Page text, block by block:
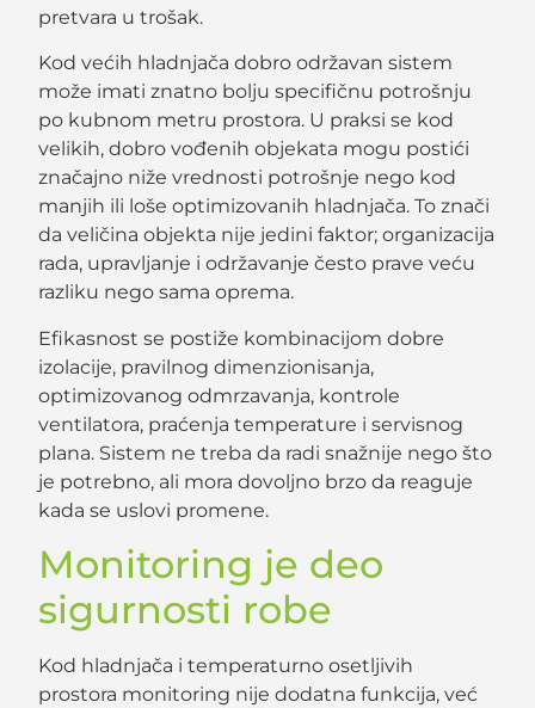
pretvara u trošak.
Kod većih hladnjača dobro održavan sistem
može imati znatno bolju specifičnu potrošnju
po kubnom metru prostora. U praksi se kod
velikih, dobro vođenih objekata mogu postići
značajno niže vrednosti potrošnje nego kod
manjih ili loše optimizovanih hladnjača. To znači
da veličina objekta nije jedini faktor; organizacija
rada, upravljanje i održavanje često prave veću
razliku nego sama oprema.
Efikasnost se postiže kombinacijom dobre
izolacije, pravilnog dimenzionisanja,
optimizovanog odmrzavanja, kontrole
ventilatora, praćenja temperature i servisnog
plana. Sistem ne treba da radi snažnije nego što
je potrebno, ali mora dovoljno brzo da reaguje
kada se uslovi promene.
Monitoring je deo
sigurnosti robe
Kod hladnjača i temperaturno osetljivih
prostora monitoring nije dodatna funkcija, već